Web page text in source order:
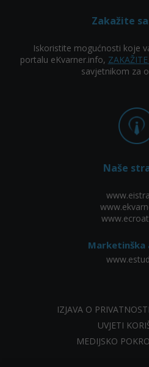
Zakažite
Iskoristite mogućnosti koje
portalu eKvarner.info,
savjetnikom za
Naše
Marketinška
IZJAVA O PRIVATNOSTI
UVJETI
MEDIJSKO